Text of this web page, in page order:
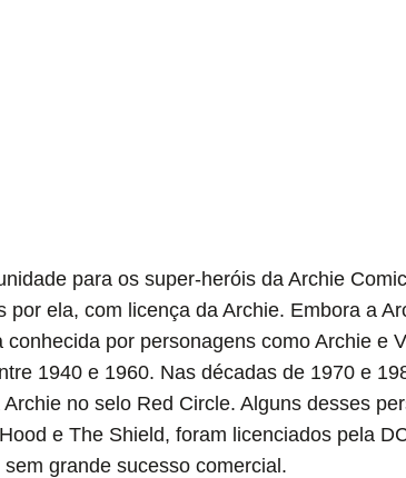
para os super-heróis da Archie
por ela, com licença da Archie. Embora a
por personagens como Archie e
1940 e 1960. Nas décadas de 1970 e
no selo Red Circle. Alguns desses
e The Shield, foram licenciados pela
grande sucesso comercial.